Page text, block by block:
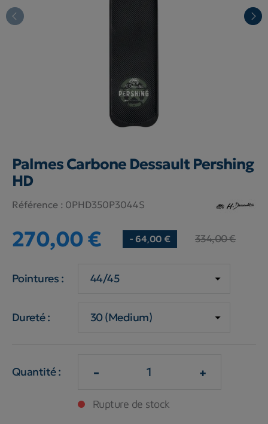
Palmes Carbone Dessault Pershing
HD
Référence : 0PHD350P3044S
270,00 € - 64,00 € 334,00 €
Pointures :
Dureté :
Quantité : - +
Rupture de stock